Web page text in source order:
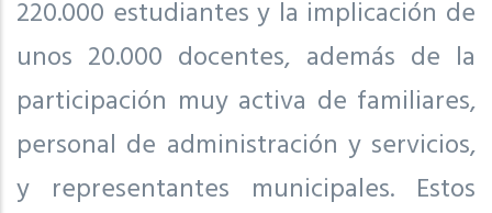
220.000 estudiantes y la implicación de
unos 20.000 docentes, además de la
participación muy activa de familiares,
personal de administración y servicios,
y representantes municipales. Estos